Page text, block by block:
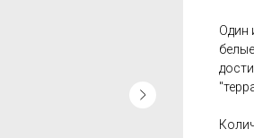
Один